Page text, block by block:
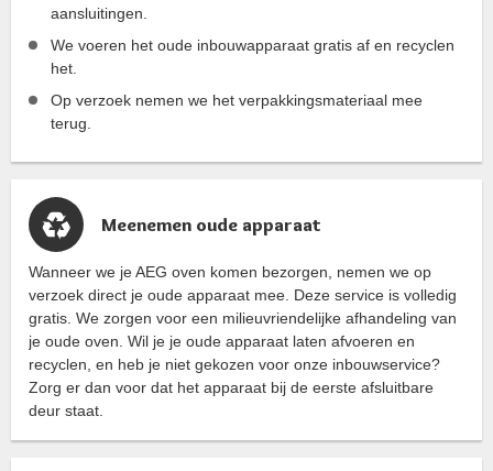
aansluitingen.
We voeren het oude inbouwapparaat gratis af en recyclen
het.
Op verzoek nemen we het verpakkingsmateriaal mee
terug.
Meenemen oude apparaat
Wanneer we je AEG oven komen bezorgen, nemen we op
verzoek direct je oude apparaat mee. Deze service is volledig
gratis. We zorgen voor een milieuvriendelijke afhandeling van
je oude oven. Wil je je oude apparaat laten afvoeren en
recyclen, en heb je niet gekozen voor onze inbouwservice?
Zorg er dan voor dat het apparaat bij de eerste afsluitbare
deur staat.